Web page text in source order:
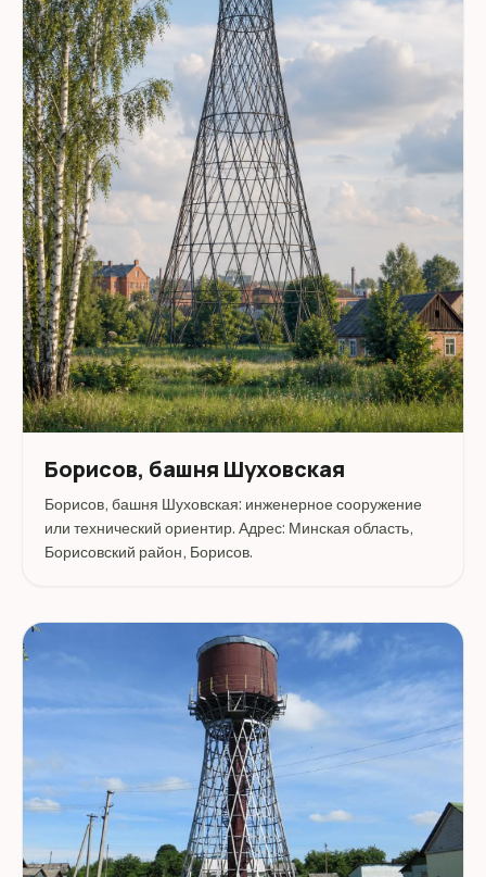
Борисов, башня Шуховская
Борисов, башня Шуховская: инженерное сооружение
или технический ориентир. Адрес: Минская область,
Борисовский район, Борисов.